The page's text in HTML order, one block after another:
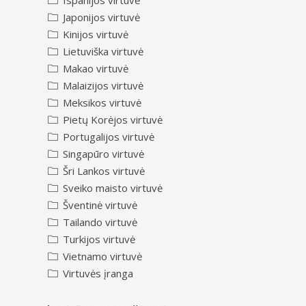
Japonijos virtuvė
Kinijos virtuvė
Lietuviška virtuvė
Makao virtuvė
Malaizijos virtuvė
Meksikos virtuvė
Pietų Korėjos virtuvė
Portugalijos virtuvė
Singapūro virtuvė
Šri Lankos virtuvė
Sveiko maisto virtuvė
Šventinė virtuvė
Tailando virtuvė
Turkijos virtuvė
Vietnamo virtuvė
Virtuvės įranga